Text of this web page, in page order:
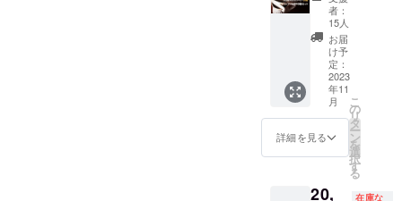
して、
一緒に
木に登
り、み
なさん
をアテ
ンドし
なが
の中で1
日を過
初回生
産量は
2kg
(100g×
20袋) 備
考欄に
パッ
ケージ
い名称
とロゴ
ご希望
ドリッ
プコー
ヒーと
コー
ヒーの
基本編
（90分)
DAY2
焙煎と
コー
DAY3
アル
コール
メ
ニュー
は各種
ビール
とカク
テルの
予定で
す。 場
DONGR
(滋賀県
定、
DONGR
EEの
コー
ヒー10
種(2023
年11月
時点)の
ドリッ
プバッ
グ40個
セッ
段はド
者：
15人
お届
け予
定：
2023
年11
月
詳細を見る
こ
の
リ
タ
ー
ン
を
選
択
す
る
20, 在庫な